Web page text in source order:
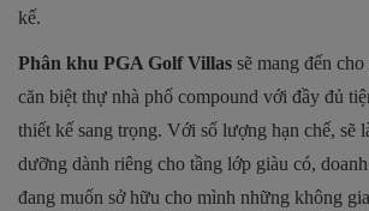
kế.
Phân khu PGA Golf Villas sẽ mang đến
căn biệt thự nhà phố compound với đầy đủ
thiết kế sang trọng. Với số lượng hạn chế, sẽ
dưỡng dành riêng cho tầng lớp giàu có,
đang muốn sở hữu cho mình những không